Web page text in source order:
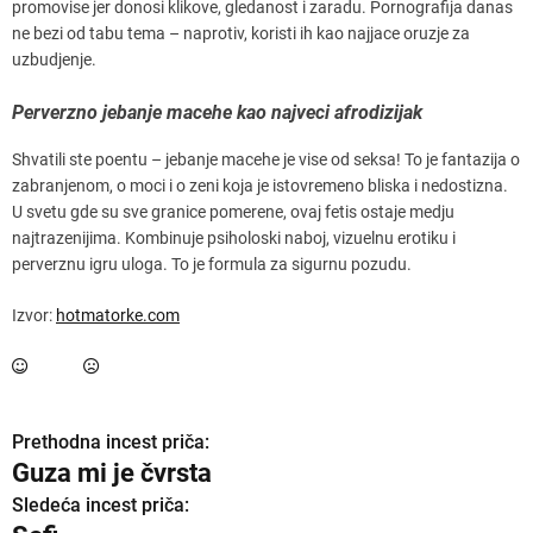
promovise jer donosi klikove, gledanost i zaradu. Pornografija danas
ne bezi od tabu tema – naprotiv, koristi ih kao najjace oruzje za
uzbudjenje.
Perverzno jebanje macehe kao najveci afrodizijak
Shvatili ste poentu – jebanje macehe je vise od seksa! To je fantazija o
zabranjenom, o moci i o zeni koja je istovremeno bliska i nedostizna.
U svetu gde su sve granice pomerene, ovaj fetis ostaje medju
najtrazenijima. Kombinuje psiholoski naboj, vizuelnu erotiku i
perverznu igru uloga. To je formula za sigurnu pozudu.
Izvor: hotmatorke.com
K
r
Prethodna incest priča:
Guza mi je čvrsta
Sledeća incest priča: